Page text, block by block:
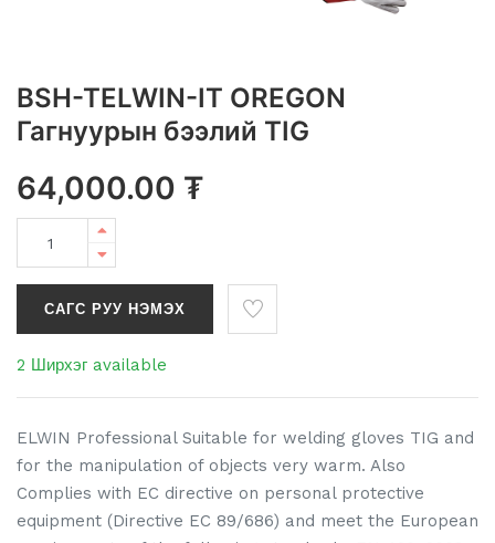
BSH-TELWIN-IT OREGON
Гагнуурын бээлий TIG
64,000.00 ₮
САГС РУУ НЭМЭХ
2 Ширхэг available
ELWIN Professional Suitable for welding gloves TIG and
for the manipulation of objects very warm. Also
Complies with EC directive on personal protective
equipment (Directive EC 89/686) and meet the European